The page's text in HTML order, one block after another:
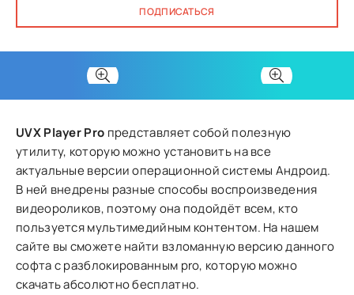
ПОДПИСАТЬСЯ
UVX Player Pro представляет собой полезную
утилиту, которую можно установить на все
актуальные версии операционной системы Андроид.
В ней внедрены разные способы воспроизведения
видеороликов, поэтому она подойдёт всем, кто
пользуется мультимедийным контентом. На нашем
сайте вы сможете найти взломанную версию данного
софта с разблокированным pro, которую можно
скачать абсолютно бесплатно.